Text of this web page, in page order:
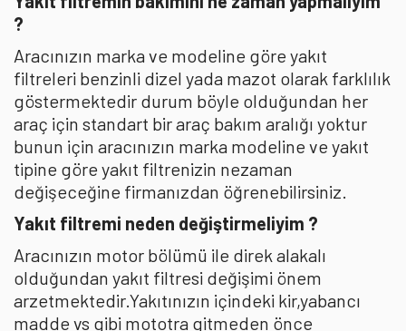
?
Aracınızın marka ve modeline göre yakıt
filtreleri benzinli dizel yada mazot olarak farklılık
göstermektedir durum böyle olduğundan her
araç için standart bir araç bakım aralığı yoktur
bunun için aracınızın marka modeline ve yakıt
tipine göre yakıt filtrenizin nezaman
değişeceğine firmanızdan öğrenebilirsiniz.
Yakıt filtremi neden değiştirmeliyim ?
Aracınızın motor bölümü ile direk alakalı
olduğundan yakıt filtresi değişimi önem
arzetmektedir.Yakıtınızın içindeki kir,yabancı
madde vs gibi mototra gitmeden önce